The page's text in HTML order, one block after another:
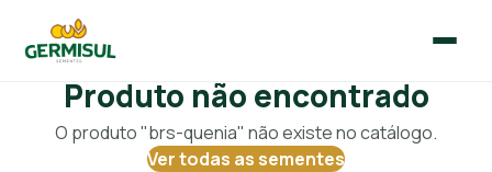
🇧🇷Português 🇪🇸Español
Produto não encontrado
O produto "brs-quenia" não existe no catálogo.
Ver todas as sementes